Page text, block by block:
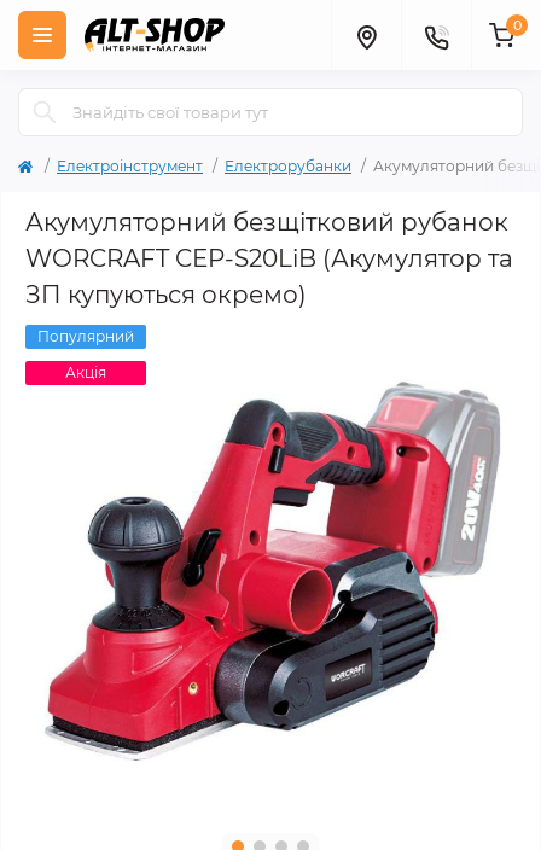
0
Електроінструмент Електрорубанки Акумуляторний
Акумуляторний безщітковий рубанок
WORCRAFT CEP-S20LiB (Акумулятор та
ЗП купуються окремо)
Популярний
Акція